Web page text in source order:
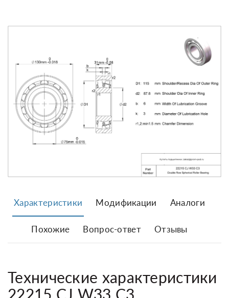
Характеристики Модификации Аналоги
Похожие Вопрос-ответ Отзывы
Технические характеристики
22215 CJ W33 C3